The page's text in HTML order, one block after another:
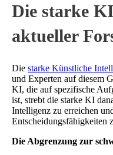
Die starke
aktueller
Die starke Künstliche
und Experten auf diesem
KI, die auf spezifische
ist, strebt die starke KI
Intelligenz zu erreichen
Entscheidungsfähigkeiten
Die Abgrenzung zur